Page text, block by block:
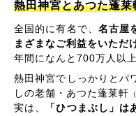
熱田神宮とあつた蓬
全国的に有名で、 名古屋
まざまなご利益をいただ
年間になんと700万人以
熱田神宮でしっかりとパ
しの老舗・あつた蓬莱軒
実は、
「ひつまぶし」